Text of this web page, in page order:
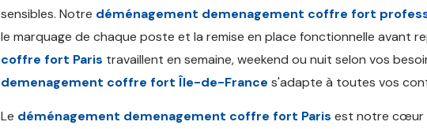
sensibles. Notre déménagement demenagement coffre fort
le marquage de chaque poste et la remise en place fonctionnelle avant
coffre fort Paris travaillent en semaine, weekend ou nuit selon vos
demenagement coffre fort Île-de-France s'adapte à toutes vos
Le déménagement demenagement coffre fort Paris est notre cœur